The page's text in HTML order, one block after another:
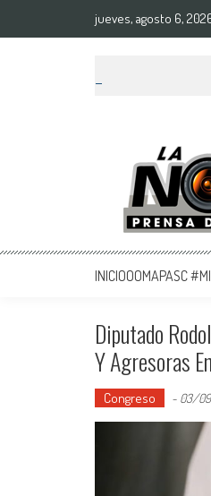
jueves, agosto 6,
La Nota
Noticias del día
INICIOOOMAPASC
Diputado
Y Agresoras
Congreso - 03/